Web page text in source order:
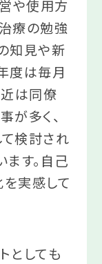
や使用方
療の勉強
知見や新
度は毎月
は同僚
が多く、
検討され
す。自己
を実感して
としても